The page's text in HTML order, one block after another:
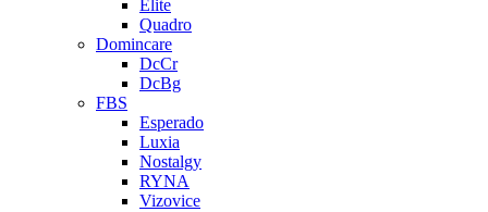
Elite
Quadro
Domincare
DcCr
DcBg
FBS
Esperado
Luxia
Nostalgy
RYNA
Vizovice